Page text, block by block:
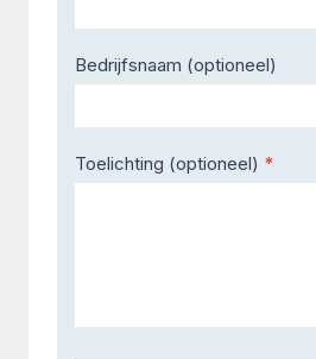
Bedrijfsnaam (optioneel)
Toelichting (optioneel) *